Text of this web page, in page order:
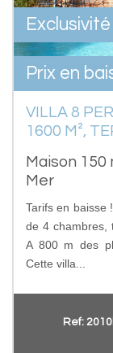
Exclusivité
Prix en
VILLA 8
1600 M²,
Maison 150
Mer
Tarifs en baisse
de 4 chambres,
A 800 m des
Cette villa...
Ref: